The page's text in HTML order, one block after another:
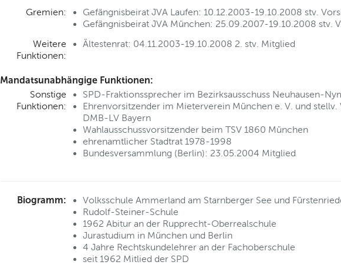
Gremien:
Gefängnisbeirat JVA Laufen: 10.12.2003-19.10.2008 stv.
Gefängnisbeirat JVA München: 25.09.2007-19.10.2008 stv.
Weitere
Funktionen:
Ältestenrat: 04.11.2003-19.10.2008 2. stv. Mitglied
Mandatsunabhängige Funktionen:
Sonstige
Funktionen:
SPD-Fraktionssprecher im Bezirksausschuss Neuhausen-
Ehrenvorsitzender im Mieterverein München e. V. und
DMB-LV Bayern
Wahlausschussvorsitzender beim TSV 1860 München
ehrenamtlicher Stadtrat 1978-1998
Bundesversammlung (Berlin): 23.05.2004 Mitglied
Biogramm:
Volksschule Ammerland am Starnberger See und
Rudolf-Steiner-Schule
1962 Abitur an der Rupprecht-Oberrealschule
Jurastudium in München und Berlin
4 Jahre Rechtskundelehrer an der Fachoberschule
seit 1962 Mitlied der SPD